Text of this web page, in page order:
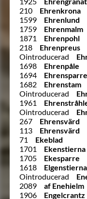
210
Ehrenkrona
1599
Ehrenlund
1759
Ehrenmalm
1871
Ehrenpohl
218
Ehrenpreus
Ointroducerad
1698
Ehrenpåle
1694
Ehrensparre
1682
Ehrenstam
Ointroducerad
1961
Ointroducerad
267
Ehrensvärd
113
Ehrensvärd
71
Ekeblad
1701
Ekenstierna
1705
Ekesparre
1618
Elgenstierna
Ointroducerad
2089
af Enehielm
1906
Engelcrantz